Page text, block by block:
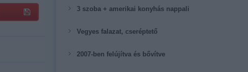
3 szoba + amerikai konyhás nappali
Vegyes falazat, cseréptető
2007-ben felújítva és bővítve